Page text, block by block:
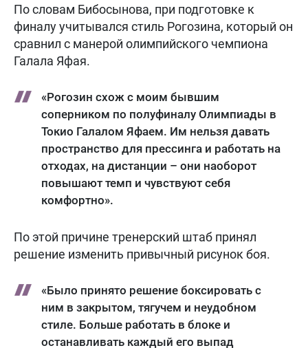
По словам Бибосынова, при подготовке к
финалу учитывался стиль Рогозина, который он
сравнил с манерой олимпийского чемпиона
Галала Яфая.
«Рогозин схож с моим бывшим
соперником по полуфиналу Олимпиады в
Токио Галалом Яфаем. Им нельзя давать
пространство для прессинга и работать на
отходах, на дистанции – они наоборот
повышают темп и чувствуют себя
комфортно».
По этой причине тренерский штаб принял
решение изменить привычный рисунок боя.
«Было принято решение боксировать с
ним в закрытом, тягучем и неудобном
стиле. Больше работать в блоке и
останавливать каждый его выпад